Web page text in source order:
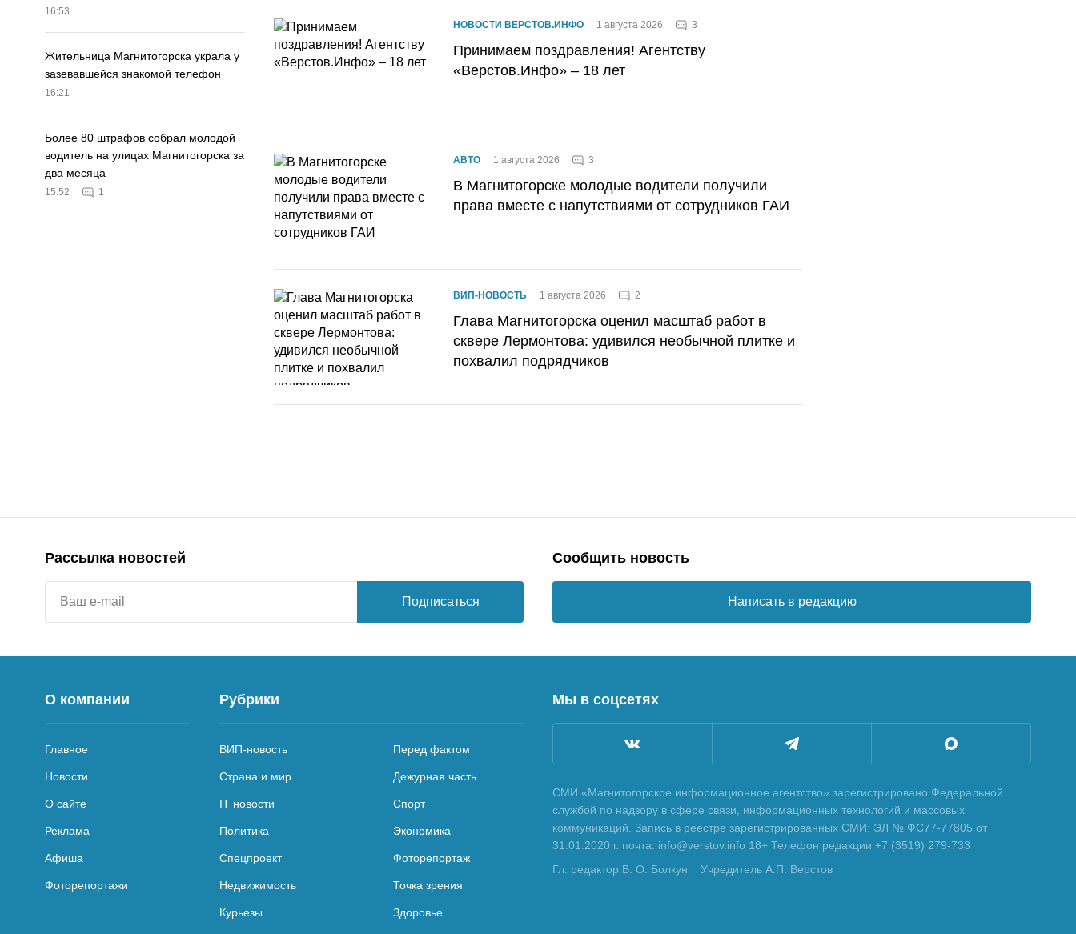
16:53
Жительница Магнитогорска украла у
зазевавшейся знакомой телефон
16:21
Более 80 штрафов собрал молодой
водитель на улицах Магнитогорска за
два месяца
15:52 1
НОВОСТИ ВЕРСТОВ.ИНФО 1 августа 2026 3
Принимаем поздравления! Агентству
«Верстов.Инфо» – 18 лет
АВТО 1 августа 2026 3
В Магнитогорске молодые водители получили
права вместе с напутствиями от сотрудников ГАИ
ВИП-НОВОСТЬ 1 августа 2026 2
Глава Магнитогорска оценил масштаб работ в
сквере Лермонтова: удивился необычной плитке и
похвалил подрядчиков
Рассылка новостей
Подписаться
Сообщить новость
Написать в редакцию
О компании
Главное
Новости
О сайте
Реклама
Афиша
Фоторепортажи
Рубрики
ВИП-новость Перед фактом
Страна и мир Дежурная часть
IT новости Спорт
Политика Экономика
Спецпроект Фоторепортаж
Недвижимость Точка зрения
Курьезы Здоровье
Мы в соцсетях
СМИ «Магнитогорское информационное агентство» зарегистрировано Федеральной
службой по надзору в сфере связи, информационных технологий и массовых
коммуникаций. Запись в реестре зарегистрированных СМИ: ЭЛ № ФС77-77805 от
31.01.2020 г. почта: info@verstov.info 18+ Телефон редакции +7 (3519) 279-733
Гл. редактор В. О. Болкун
Учредитель А.П. Верстов